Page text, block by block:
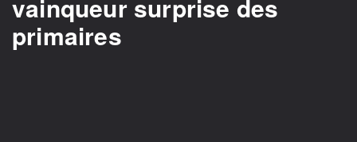
vainqueur surprise des
primaires